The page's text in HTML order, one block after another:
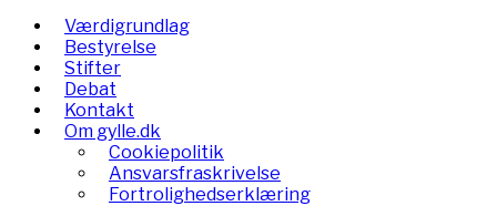
Værdigrundlag
Bestyrelse
Stifter
Debat
Kontakt
Om gylle.dk
Cookiepolitik
Ansvarsfraskrivelse
Fortrolighedserklæring